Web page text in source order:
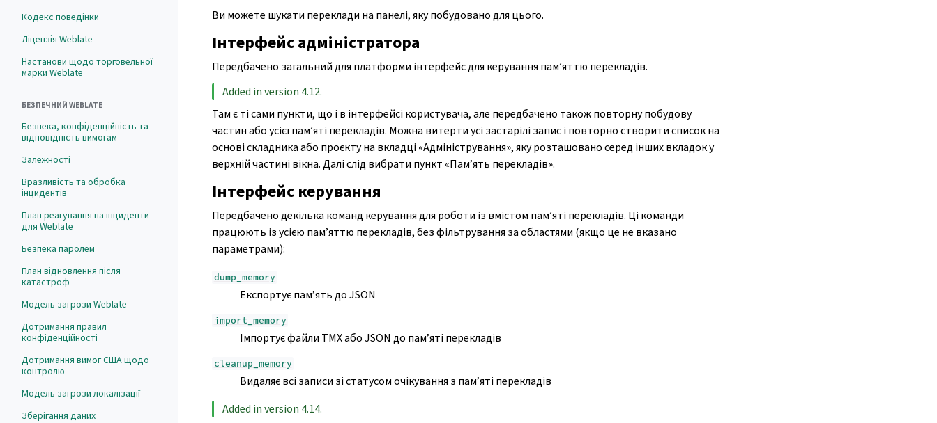
Кодекс поведінки
Ліцензія Weblate
Настанови щодо торговельної
марки Weblate
БЕЗПЕЧНИЙ WEBLATE
Безпека, конфіденційність та
відповідність вимогам
Залежності
Вразливість та обробка
інцидентів
План реагування на інциденти
для Weblate
Безпека паролем
План відновлення після
катастроф
Модель загрози Weblate
Дотримання правил
конфіденційності
Дотримання вимог США щодо
контролю
Модель загрози локалізації
Зберігання даних
Ви можете шукати переклади на панелі, яку побудовано для цього.
Інтерфейс адміністратора
Передбачено загальний для платформи інтерфейс для керування пам’яттю перекладів.
Added in version 4.12.
Там є ті сами пункти, що і в інтерфейсі користувача, але передбачено також повторну побудову
частин або усієї пам’яті перекладів. Можна витерти усі застарілі запис і повторно створити список на
основі складника або проєкту на вкладці «Адміністрування», яку розташовано серед інших вкладок у
верхній частині вікна. Далі слід вибрати пункт «Пам’ять перекладів».
Інтерфейс керування
Передбачено декілька команд керування для роботи із вмістом пам’яті перекладів. Ці команди
працюють із усією пам’яттю перекладів, без фільтрування за областями (якщо це не вказано
параметрами):
dump_memory
Експортує пам’ять до JSON
import_memory
Імпортує файли TMX або JSON до пам’яті перекладів
cleanup_memory
Видаляє всі записи зі статусом очікування з пам’яті перекладів
Added in version 4.14.